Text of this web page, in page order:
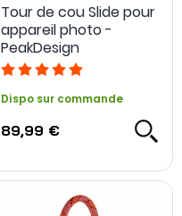
Tour de cou Slide pour
appareil photo -
PeakDesign
Dispo sur commande
89,99 €